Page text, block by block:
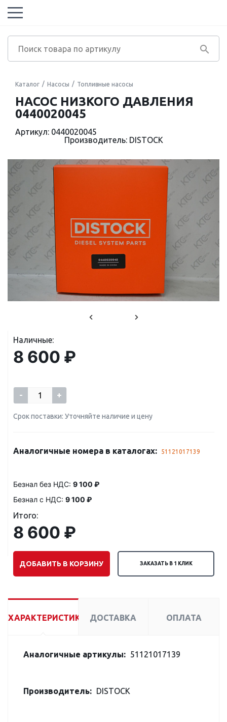
Каталог Насосы Топливные насосы
НАСОС НИЗКОГО ДАВЛЕНИЯ
0440020045
Артикул: 0440020045
Производитель: DISTOCK
Наличные:
8 600 ₽
- +
Срок поставки: Уточняйте наличие и цену
Аналогичные номера в каталогах: 51121017139
Безнал без НДС: 9 100 ₽
Безнал с НДС: 9 100 ₽
Итого:
8 600 ₽
ДОБАВИТЬ В КОРЗИНУ ЗАКАЗАТЬ В 1 КЛИК
ХАРАКТЕРИСТИКИ ДОСТАВКА ОПЛАТА
Аналогичные артикулы: 51121017139
Производитель: DISTOCK